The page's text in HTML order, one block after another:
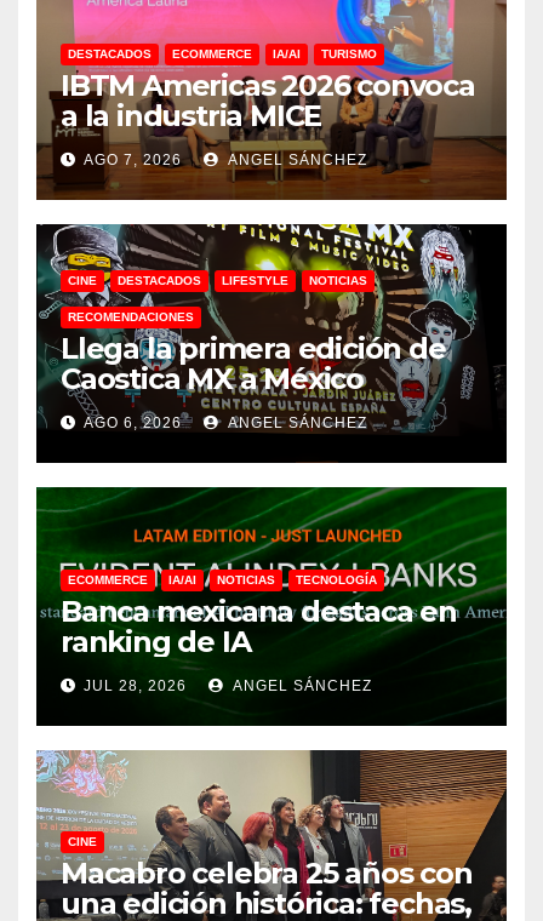
DESTACADOS ECOMMERCE IA/AI TURISMO
IBTM Americas 2026 convoca
a la industria MICE
AGO 7, 2026 ANGEL SÁNCHEZ
CINE DESTACADOS LIFESTYLE NOTICIAS
RECOMENDACIONES
Llega la primera edición de
Caostica MX a México
AGO 6, 2026 ANGEL SÁNCHEZ
ECOMMERCE IA/AI NOTICIAS TECNOLOGÍA
Banca mexicana destaca en
ranking de IA
JUL 28, 2026 ANGEL SÁNCHEZ
CINE
Macabro celebra 25 años con
una edición histórica: fechas,